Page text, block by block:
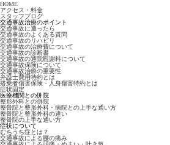
HOME
アクセス・料金
スタッフブログ
交通事故治療のポイント
交通事故に遭ったら
交通事故のよくある質問
交通事故のリハビリ
交通事故の治療費について
交通事故の診断書
交通事故の通院慰謝料について
交通事故保険について
交通事故治療の重要性
弁護士費用特約とは
搭乗者傷害保険・人身傷害特約とは
症状固定
医療機関との併院
整形外科との併院
整骨院と整形外科・病院との上手な通い方
整骨院と整形外科の違い
整骨院の上手な通い方
症状について
むちうち症とは？
交通事故による腰の痛み